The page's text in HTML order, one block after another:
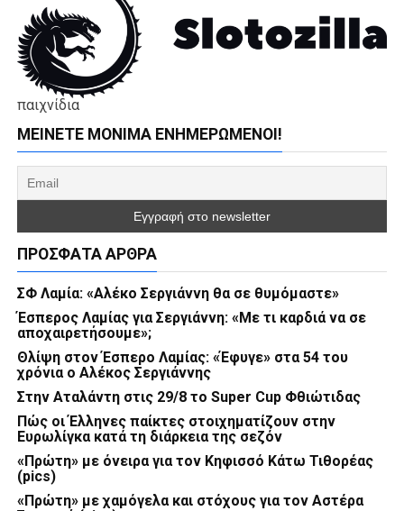
παιχνίδια
ΜΕΊΝΕΤΕ ΜΌΝΙΜΑ ΕΝΗΜΕΡΏΜΕΝΟΙ!
ΠΡΌΣΦΑΤΑ ΆΡΘΡΑ
ΣΦ Λαμία: «Αλέκο Σεργιάννη θα σε θυμόμαστε»
Έσπερος Λαμίας για Σεργιάννη: «Με τι καρδιά να σε
αποχαιρετήσουμε»;
Θλίψη στον Έσπερο Λαμίας: «Έφυγε» στα 54 του
χρόνια ο Αλέκος Σεργιάννης
Στην Αταλάντη στις 29/8 το Super Cup Φθιώτιδας
Πώς οι Έλληνες παίκτες στοιχηματίζουν στην
Ευρωλίγκα κατά τη διάρκεια της σεζόν
«Πρώτη» με όνειρα για τον Κηφισσό Κάτω Τιθορέας
(pics)
«Πρώτη» με χαμόγελα και στόχους για τον Αστέρα